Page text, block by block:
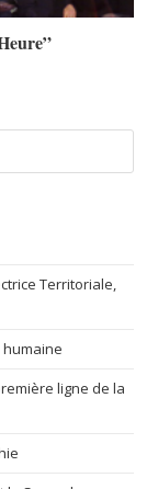
Territoriale,
humaine
ligne de la